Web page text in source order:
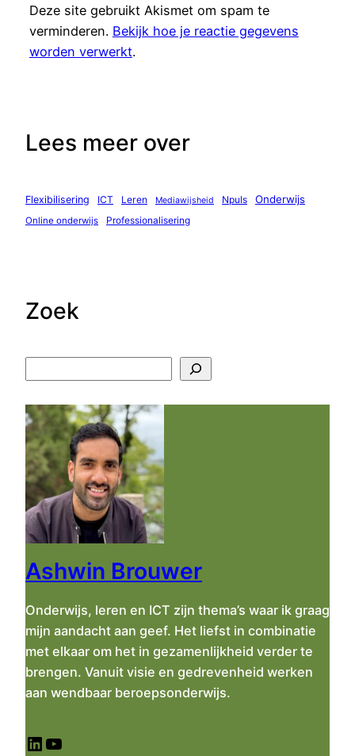
Deze site gebruikt Akismet om spam te
verminderen. Bekijk hoe je reactie gegevens
worden verwerkt.
Lees meer over
Flexibilisering ICT Leren Mediawijsheid Npuls Onderwijs
Online onderwijs Professionalisering
Zoek
e
k
e
n
Ashwin Brouwer
Onderwijs, leren en ICT zijn thema’s waar ik graag
mijn aandacht aan geef. Het liefst in combinatie
met elkaar om het in gezamenlijkheid verder te
brengen. Vanuit visie en gedrevenheid werken
aan wendbaar beroepsonderwijs.
LinkedIn YouTube